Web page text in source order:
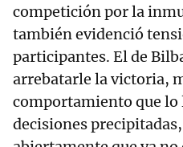
competición por la
también evidenció
participantes. El de
arrebatarle la victoria,
comportamiento que lo
decisiones